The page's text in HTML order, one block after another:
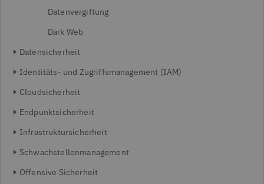
Datenvergiftung
Dark Web
Datensicherheit
Identitäts- und Zugriffsmanagement (IAM)
Cloudsicherheit
Endpunktsicherheit
Infrastruktursicherheit
Schwachstellenmanagement
Offensive Sicherheit